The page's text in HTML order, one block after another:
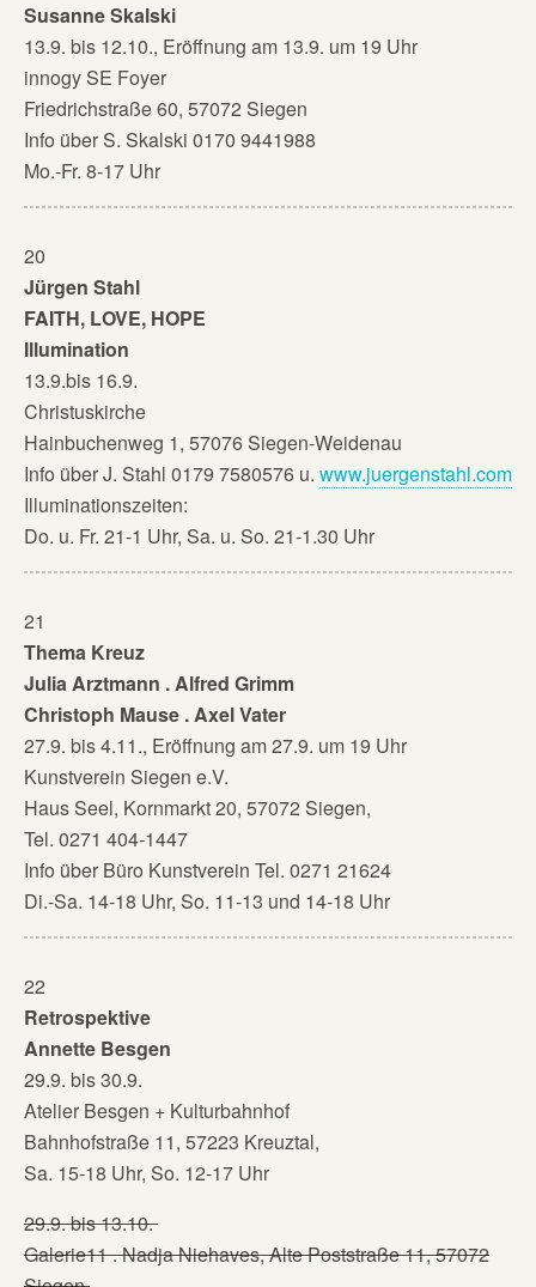
Susanne Skalski
13.9. bis 12.10., Eröffnung am 13.9. um 19 Uhr
innogy SE Foyer
Friedrichstraße 60, 57072 Siegen
Info über S. Skalski 0170 9441988
Mo.-Fr. 8-17 Uhr
20
Jürgen Stahl
FAITH, LOVE, HOPE
Illumination
13.9.bis 16.9.
Christuskirche
Hainbuchenweg 1, 57076 Siegen-Weidenau
Info über J. Stahl 0179 7580576 u. www.juergenstahl.com
Illuminationszeiten:
Do. u. Fr. 21-1 Uhr, Sa. u. So. 21-1.30 Uhr
21
Thema Kreuz
Julia Arztmann . Alfred Grimm
Christoph Mause . Axel Vater
27.9. bis 4.11., Eröffnung am 27.9. um 19 Uhr
Kunstverein Siegen e.V.
Haus Seel, Kornmarkt 20, 57072 Siegen,
Tel. 0271 404-1447
Info über Büro Kunstverein Tel. 0271 21624
Di.-Sa. 14-18 Uhr, So. 11-13 und 14-18 Uhr
22
Retrospektive
Annette Besgen
29.9. bis 30.9.
Atelier Besgen + Kulturbahnhof
Bahnhofstraße 11, 57223 Kreuztal,
Sa. 15-18 Uhr, So. 12-17 Uhr
29.9. bis 13.10.
Galerie11 . Nadja Niehaves, Alte Poststraße 11, 57072